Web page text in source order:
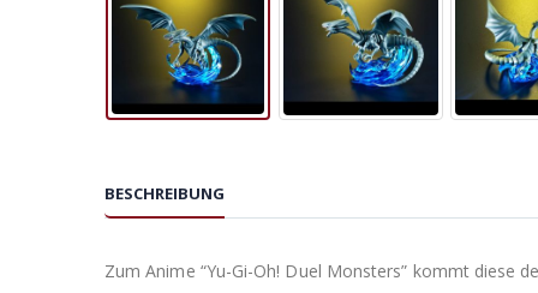
BESCHREIBUNG
Zum Anime “Yu-Gi-Oh! Duel Monsters” kommt diese